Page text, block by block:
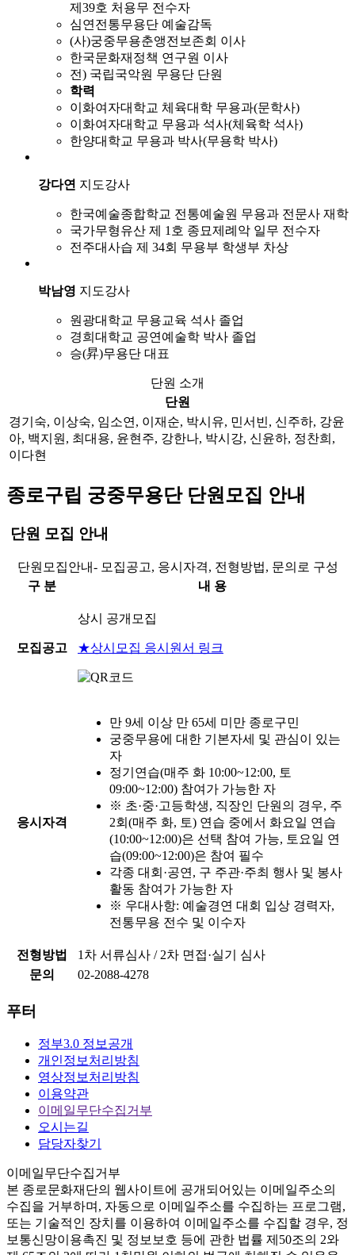
제39호 처용무 전수자
심연전통무용단 예술감독
(사)궁중무용춘앵전보존회 이사
한국문화재정책 연구원 이사
전) 국립국악원 무용단 단원
학력
이화여자대학교 체육대학 무용과(문학사)
이화여자대학교 무용과 석사(체육학 석사)
한양대학교 무용과 박사(무용학 박사)
강다연 지도강사
한국예술종합학교 전통예술원 무용과 전문사 재학
국가무형유산 제 1호 종묘제례악 일무 전수자
전주대사습 제 34회 무용부 학생부 차상
박남영 지도강사
원광대학교 무용교육 석사 졸업
경희대학교 공연예술학 박사 졸업
승(昇)무용단 대표
단원 소개
단원
경기숙, 이상숙, 임소연, 이재순, 박시유, 민서빈, 신주하, 강윤
아, 백지원, 최대용, 윤현주, 강한나, 박시강, 신윤하, 정찬희,
이다현
종로구립 궁중무용단 단원모집 안내
단원 모집 안내
단원모집안내- 모집공고, 응시자격, 전형방법, 문의로 구성
구 분
내 용
모집공고
상시 공개모집
★상시모집 응시원서 링크
응시자격
만 9세 이상 만 65세 미만 종로구민
궁중무용에 대한 기본자세 및 관심이 있는
자
정기연습(매주 화 10:00~12:00, 토
09:00~12:00) 참여가 가능한 자
※ 초·중·고등학생, 직장인 단원의 경우, 주
2회(매주 화, 토) 연습 중에서 화요일 연습
(10:00~12:00)은 선택 참여 가능, 토요일 연
습(09:00~12:00)은 참여 필수
각종 대회·공연, 구 주관·주최 행사 및 봉사
활동 참여가 가능한 자
※ 우대사항: 예술경연 대회 입상 경력자,
전통무용 전수 및 이수자
전형방법
1차 서류심사 / 2차 면접·실기 심사
문의
02-2088-4278
푸터
정부3.0 정보공개
개인정보처리방침
영상정보처리방침
이용약관
이메일무단수집거부
오시는길
담당자찾기
이메일무단수집거부
본 종로문화재단의 웹사이트에 공개되어있는 이메일주소의
수집을 거부하며, 자동으로 이메일주소를 수집하는 프로그램,
또는 기술적인 장치를 이용하여 이메일주소를 수집할 경우, 정
보통신망이용촉진 및 정보보호 등에 관한 법률 제50조의 2와